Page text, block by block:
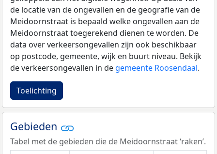
de locatie van de ongevallen en de geografie van de
Meidoornstraat is bepaald welke ongevallen aan de
Meidoornstraat toegerekend dienen te worden. De
data over verkeersongevallen zijn ook beschikbaar
op postcode, gemeente, wijk en buurt niveau. Bekijk
de verkeersongevallen in de gemeente Roosendaal.
Toelichting
Gebieden
Tabel met de gebieden die de Meidoornstraat ‘raken’.